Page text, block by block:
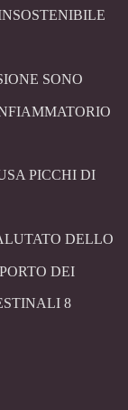
SONO
PICCHI DI
DELLO
DEI
8